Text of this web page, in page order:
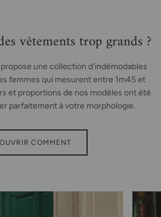
vêtements trop grands ?
une collection d'indémodables
femmes qui mesurent entre 1m45 et
et proportions de nos modèles ont été
parfaitement à votre morphologie.
COMMENT